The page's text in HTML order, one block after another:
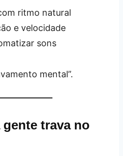
ritmo natural
e velocidade
sons
mental”.
trava no